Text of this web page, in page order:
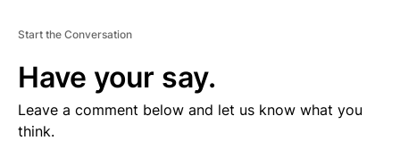
Start the Conversation
Have your say.
Leave a comment below and let us know what you
think.